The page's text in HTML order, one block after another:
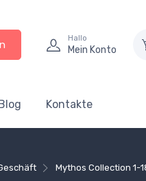
Hallo
Mein Konto
Blog Kontakte
Mythos Collection 1-